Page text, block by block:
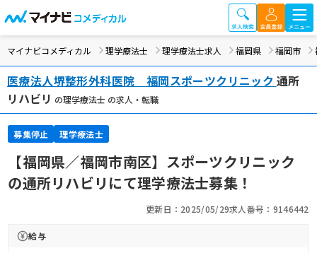
マイナビコメディカル 理学療法士 理学療法士求人 福岡県 福岡市
医療法人堺整形外科医院 福岡スポーツクリニック 通所
リハビリ の理学療法士 の求人・転職
募集停止 理学療法士
【福岡県／福岡市南区】スポーツクリニック
の通所リハビリにて理学療法士募集！
更新日：2025/05/29求人番号：9146442
給与